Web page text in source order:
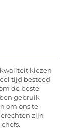
kiezen
tijd besteed
de beste
gebruik
om ons te
zijn